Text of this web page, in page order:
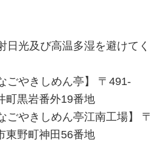
日光及び高温多湿を避けてく
ごやきしめん亭】 〒491-
町黒岩番外19番地
ごやきしめん亭江南工場】 〒
東野町神田56番地